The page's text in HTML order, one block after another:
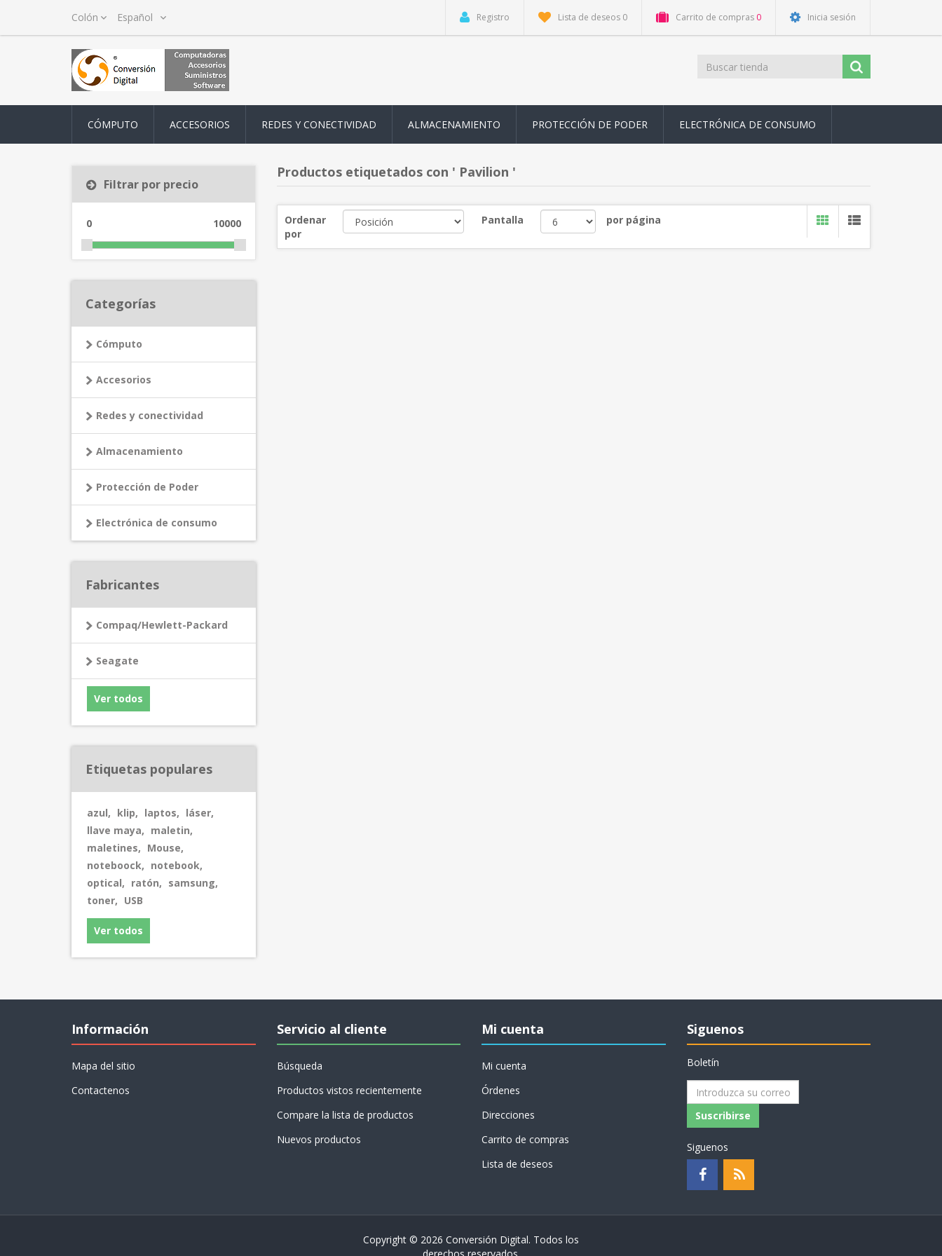
Registro Lista de deseos 0 Carrito de compras 0 Inicia sesión
CÓMPUTO ACCESORIOS REDES Y CONECTIVIDAD ALMACENAMIENTO PROTECCIÓN DE PODER ELECTRÓNICA DE CONSUMO
Filtrar por precio
0 10000
Categorías
Cómputo
Accesorios
Redes y conectividad
Almacenamiento
Protección de Poder
Electrónica de consumo
Fabricantes
Compaq/Hewlett-Packard
Seagate
Ver todos
Etiquetas populares
azul, klip, laptos, láser,
llave maya, maletin,
maletines, Mouse,
noteboock, notebook,
optical, ratón, samsung,
toner, USB
Ver todos
Productos etiquetados con ' Pavilion '
Ordenar
por
Pantalla por página
Información
Mapa del sitio
Contactenos
Servicio al cliente
Búsqueda
Productos vistos recientemente
Compare la lista de productos
Nuevos productos
Mi cuenta
Mi cuenta
Órdenes
Direcciones
Carrito de compras
Lista de deseos
Siguenos
Boletín
Suscribirse
Siguenos
Copyright © 2026 Conversión Digital. Todos los